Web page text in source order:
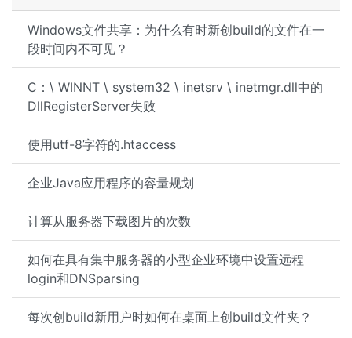
Windows文件共享：为什么有时新创build的文件在一
段时间内不可见？
C：\ WINNT \ system32 \ inetsrv \ inetmgr.dll中的
DllRegisterServer失败
使用utf-8字符的.htaccess
企业Java应用程序的容量规划
计算从服务器下载图片的次数
如何在具有集中服务器的小型企业环境中设置远程
login和DNSparsing
每次创build新用户时如何在桌面上创build文件夹？